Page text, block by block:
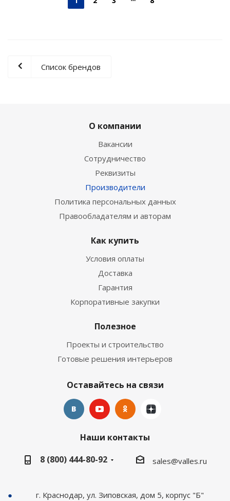
Список брендов
О компании
Вакансии
Сотрудничество
Реквизиты
Производители
Политика персональных данных
Правообладателям и авторам
Как купить
Условия оплаты
Доставка
Гарантия
Корпоративные закупки
Полезное
Проекты и строительство
Готовые решения интерьеров
Оставайтесь на связи
Наши контакты
8 (800) 444-80-92
sales@valles.ru
г. Краснодар, ул. Зиповская, дом 5, корпус "Б"